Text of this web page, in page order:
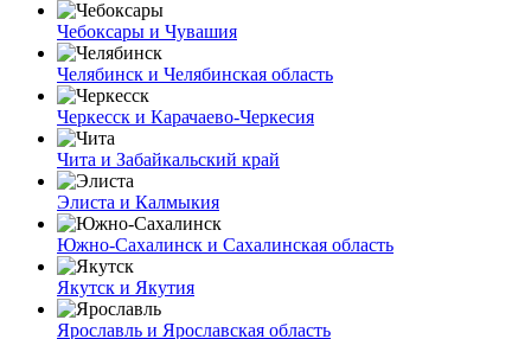
Чебоксары и Чувашия
Челябинск и Челябинская область
Черкесск и Карачаево-Черкесия
Чита и Забайкальский край
Элиста и Калмыкия
Южно-Сахалинск и Сахалинская область
Якутск и Якутия
Ярославль и Ярославская область